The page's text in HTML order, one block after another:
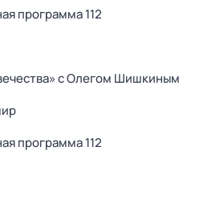
программа 112
с Олегом Шишкиным
программа 112